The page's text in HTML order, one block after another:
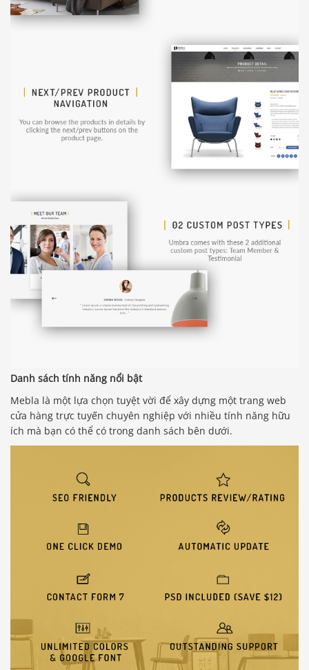
Danh sách tính năng nổi bật
Mebla là một lựa chọn tuyệt vời để xây dựng một trang web
cửa hàng trực tuyến chuyên nghiệp với nhiều tính năng hữu
ích mà bạn có thể có trong danh sách bên dưới.